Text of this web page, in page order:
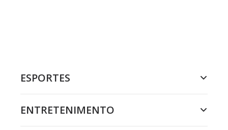
ESPORTES
ENTRETENIMENTO